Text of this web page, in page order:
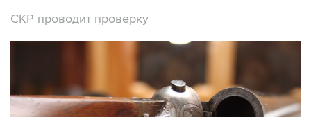
СКР проводит проверку